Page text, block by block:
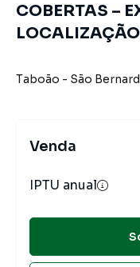
COBERTAS –
LOCALIZAÇÃO
Taboão - São
Venda
IPTU anual